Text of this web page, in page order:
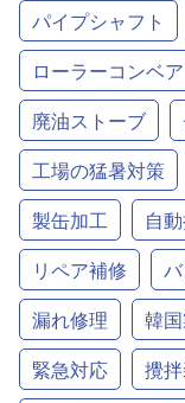
パイプシャフト
ローラーコンベア
廃油ストーブ
工場の猛暑対策
製缶加工
自
リペア補修
漏れ修理
韓
緊急対応
攪